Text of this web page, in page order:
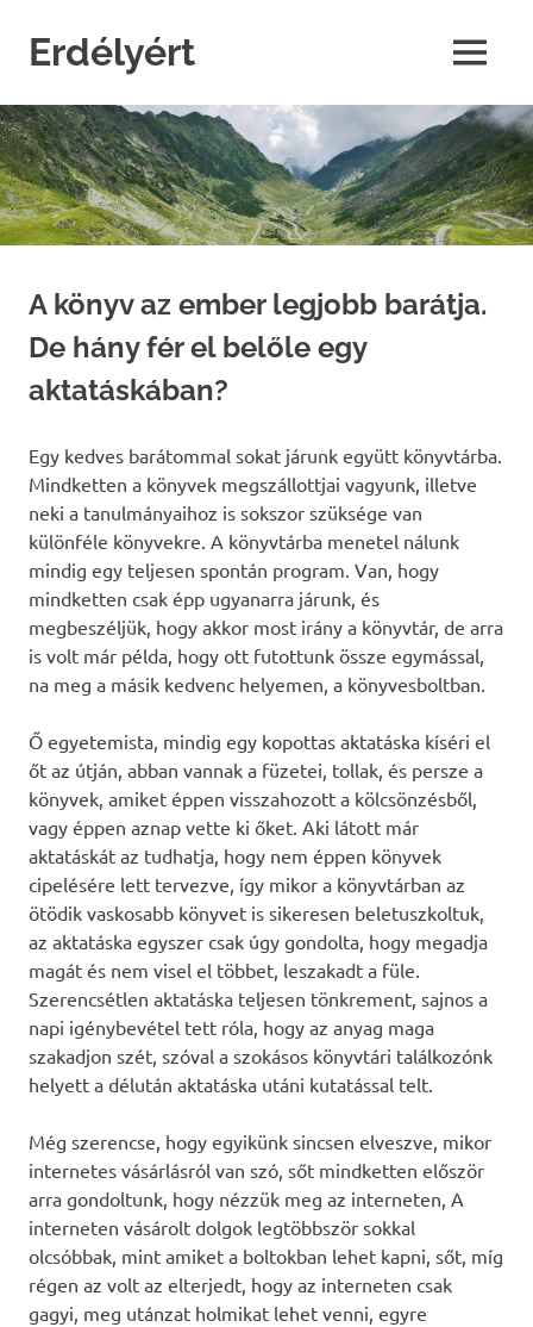
contentErdélyért MENU
A könyv az ember legjobb barátja.
De hány fér el belőle egy
aktatáskában?
Egy kedves barátommal sokat járunk együtt könyvtárba.
Mindketten a könyvek megszállottjai vagyunk, illetve
neki a tanulmányaihoz is sokszor szüksége van
különféle könyvekre. A könyvtárba menetel nálunk
mindig egy teljesen spontán program. Van, hogy
mindketten csak épp ugyanarra járunk, és
megbeszéljük, hogy akkor most irány a könyvtár, de arra
is volt már példa, hogy ott futottunk össze egymással,
na meg a másik kedvenc helyemen, a könyvesboltban.
Ő egyetemista, mindig egy kopottas aktatáska kíséri el
őt az útján, abban vannak a füzetei, tollak, és persze a
könyvek, amiket éppen visszahozott a kölcsönzésből,
vagy éppen aznap vette ki őket. Aki látott már
aktatáskát az tudhatja, hogy nem éppen könyvek
cipelésére lett tervezve, így mikor a könyvtárban az
ötödik vaskosabb könyvet is sikeresen beletuszkoltuk,
az aktatáska egyszer csak úgy gondolta, hogy megadja
magát és nem visel el többet, leszakadt a füle.
Szerencsétlen aktatáska teljesen tönkrement, sajnos a
napi igénybevétel tett róla, hogy az anyag maga
szakadjon szét, szóval a szokásos könyvtári találkozónk
helyett a délután aktatáska utáni kutatással telt.
Még szerencse, hogy egyikünk sincsen elveszve, mikor
internetes vásárlásról van szó, sőt mindketten először
arra gondoltunk, hogy nézzük meg az interneten, A
interneten vásárolt dolgok legtöbbször sokkal
olcsóbbak, mint amiket a boltokban lehet kapni, sőt, míg
régen az volt az elterjedt, hogy az interneten csak
gagyi, meg utánzat holmikat lehet venni, egyre